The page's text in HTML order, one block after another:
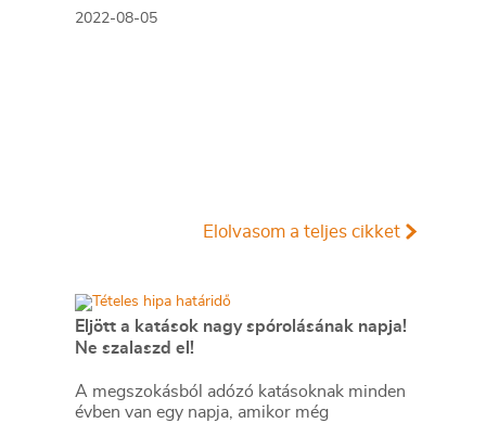
2022-08-05
Elolvasom a teljes cikket
Eljött a katások nagy spórolásának napja!
Ne szalaszd el!
A megszokásból adózó katásoknak minden
évben van egy napja, amikor még